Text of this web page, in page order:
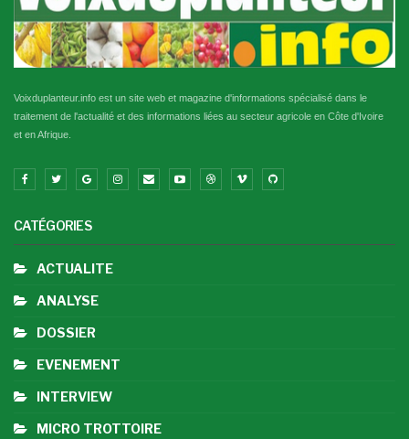
Voixduplanteur.info est un site web et magazine d'informations spécialisé dans le
traitement de l'actualité et des informations liées au secteur agricole en Côte d'Ivoire
et en Afrique.
CATÉGORIES
ACTUALITE
ANALYSE
DOSSIER
EVENEMENT
INTERVIEW
MICRO TROTTOIRE